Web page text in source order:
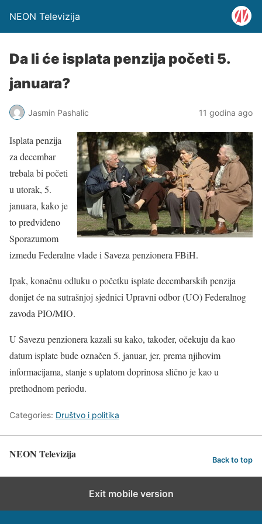
NEON Televizija
Da li će isplata penzija početi 5.
januara?
Jasmin Pashalic 11 godina ago
Isplata penzija
za decembar
trebala bi početi
u utorak, 5.
januara, kako je
to predviđeno
Sporazumom
između Federalne vlade i Saveza penzionera FBiH.
Ipak, konačnu odluku o početku isplate decembarskih penzija
donijet će na sutrašnjoj sjednici Upravni odbor (UO) Federalnog
zavoda PIO/MIO.
U Savezu penzionera kazali su kako, također, očekuju da kao
datum isplate bude označen 5. januar, jer, prema njihovim
informacijama, stanje s uplatom doprinosa slično je kao u
prethodnom periodu.
Categories: Društvo i politika
NEON Televizija Back to top
Exit mobile version